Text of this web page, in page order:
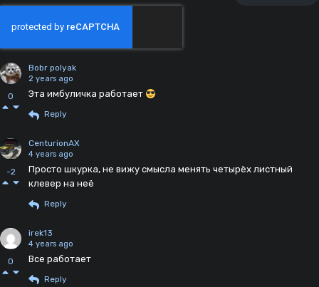
0
Bobr polyak
2 years ago
Эта имбуличка работает
Reply
-2
CenturionAX
4 years ago
Просто шкурка, не вижу смысла менять четырёх листный
клевер на неё
Reply
0
irek13
4 years ago
Все работает
Reply